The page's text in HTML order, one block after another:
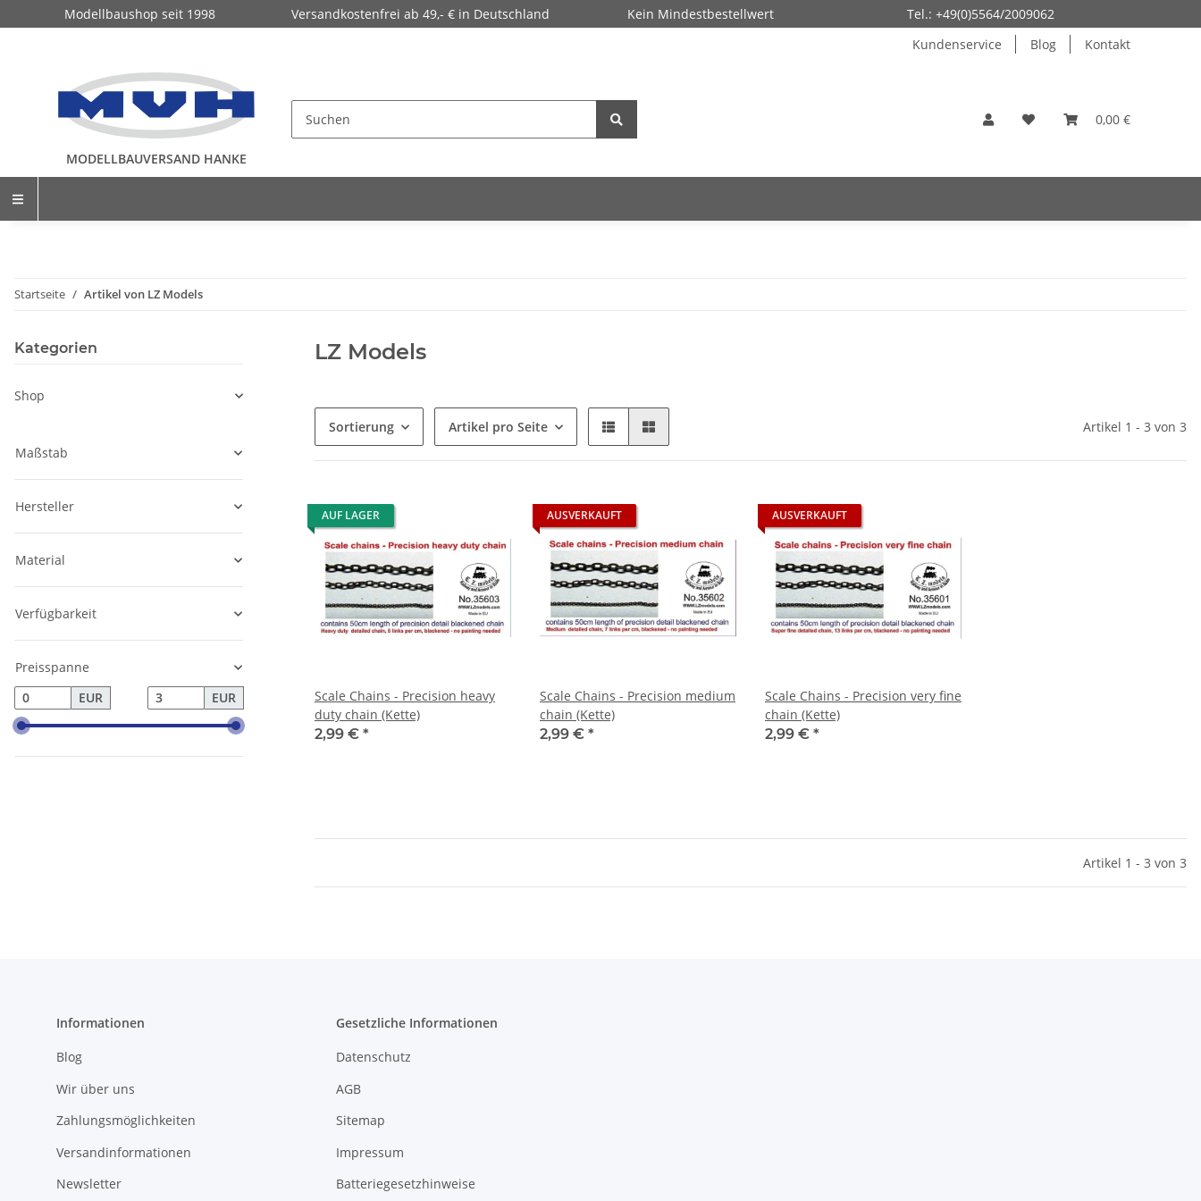
Modellbaushop seit 1998 Versandkostenfrei ab 49,- € in Deutschland Kein Mindestbestellwert
Tel.: +49(0)5564/2009062
Kundenservice
Blog Kontakt
MODELLBAUVERSAND HANKE
0,00 €
Startseite Artikel von LZ Models
LZ Models
Sortierung Artikel pro Seite Artikel 1 - 3 von 3
AUF LAGER
Scale Chains - Precision heavy
duty chain (Kette)
2,99 € *
AUSVERKAUFT
Scale Chains - Precision medium
chain (Kette)
2,99 € *
AUSVERKAUFT
Scale Chains - Precision very fine
chain (Kette)
2,99 € *
Artikel 1 - 3 von 3
Kategorien
Shop
Maßstab
Hersteller
Material
Verfügbarkeit
Preisspanne
EUR
EUR
Informationen
Blog
Wir über uns
Zahlungsmöglichkeiten
Versandinformationen
Newsletter
Gesetzliche Informationen
Datenschutz
AGB
Sitemap
Impressum
Batteriegesetzhinweise